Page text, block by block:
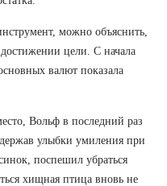
можно объяснить,
цели. С начала
валют показала
Вольф в последний раз
улыбки умиления при
поспешил убраться
хищная птица вновь не